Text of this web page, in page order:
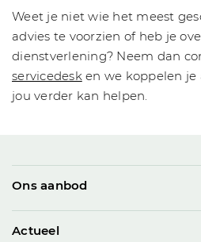
Weet je niet wie het meest
advies te voorzien of heb je
dienstverlening? Neem dan
servicedesken we koppelen je
jou verder kan helpen.
Ons aanbod
Actueel